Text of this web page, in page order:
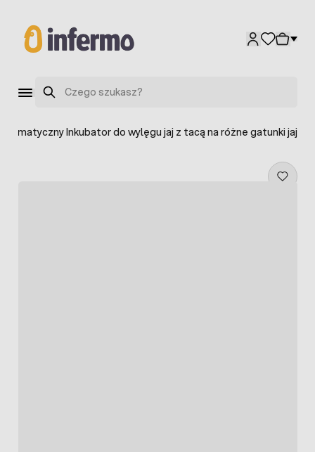
Szukaj
Inkubator do wylęgu jaj z tacą na różne gatunki jaj